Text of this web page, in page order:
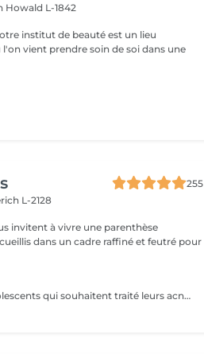
Howald L-1842
institut de beauté est un lieu
vient prendre soin de soi dans une
255
L-2128
invitent à vivre une parenthèse
Ce soin est adapté aux adolescents qui souhaitent traité leurs acné ou avoir une peau plus lisse et lumineuse !